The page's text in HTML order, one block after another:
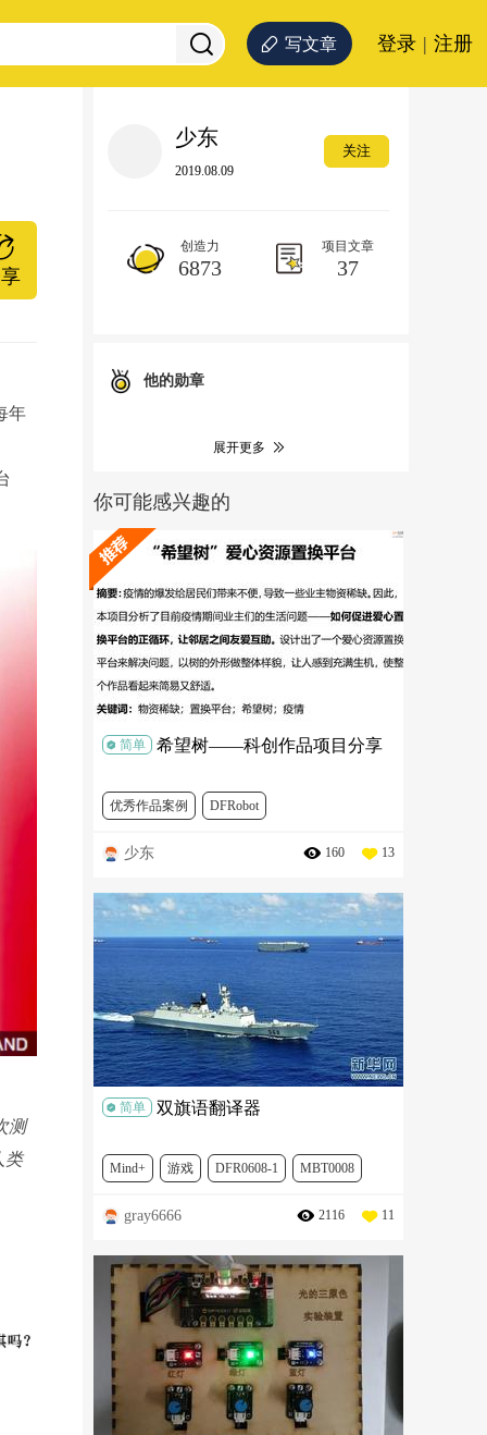
写文章 登录 | 注册
年
测
类
少东
2019.08.09
关注
创造力
6873
项目文章
37
他的勋章
展开更多
你可能感兴趣的
简单 希望树——科创作品项目分享
优秀作品案例 DFRobot
少东 160 13
简单 双旗语翻译器
Mind+ 游戏 DFR0608-1 MBT0008
TOY0086-CN-1
gray6666 2116 11